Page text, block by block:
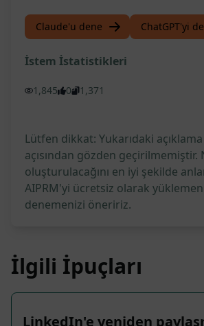
Claude'u dene ChatGPT'yi
İstem İstatistikleri
1,845 0 1,371
Lütfen dikkat: Yukarıdaki
açısından gözden geçirilmemiştir.
oluşturulacağını en iyi şekilde
AIPRM'yi ücretsiz olarak
denemenizi öneririz.
İlgili İpuçları
LinkedIn'e yeniden